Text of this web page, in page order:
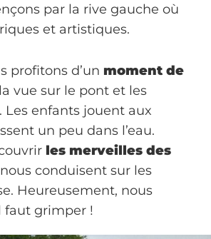
par la rive gauche où
et artistiques.
profitons d’un moment de
vue sur le pont et les
Les enfants jouent aux
un peu dans l’eau.
les merveilles des
conduisent sur les
Heureusement, nous
faut grimper !